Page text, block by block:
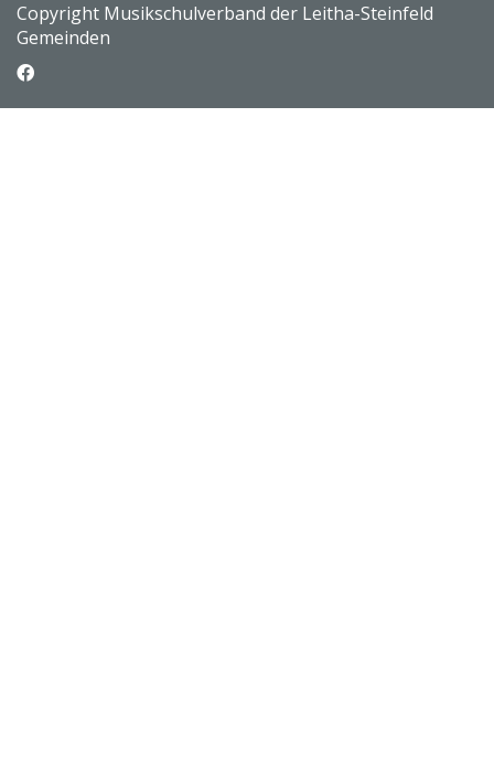
Copyright Musikschulverband der Leitha-Steinfeld
Gemeinden